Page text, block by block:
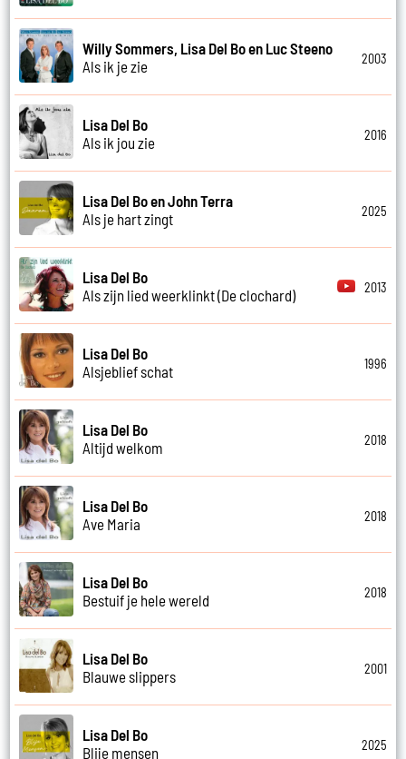
Willy Sommers, Lisa Del Bo en Luc Steeno
Als ik je zie
2003
Lisa Del Bo
Als ik jou zie
2016
Lisa Del Bo en John Terra
Als je hart zingt
2025
Lisa Del Bo
Als zijn lied weerklinkt (De clochard)
2013
Lisa Del Bo
Alsjeblief schat
1996
Lisa Del Bo
Altijd welkom
2018
Lisa Del Bo
Ave Maria
2018
Lisa Del Bo
Bestuif je hele wereld
2018
Lisa Del Bo
Blauwe slippers
2001
Lisa Del Bo
Blije mensen
2025